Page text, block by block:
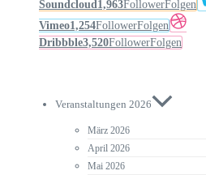
Soundcloud1,963FollowerFolgen
Vimeo1,254FollowerFolgen
Dribbble3,520FollowerFolgen
Veranstaltungen 2026
März 2026
April 2026
Mai 2026